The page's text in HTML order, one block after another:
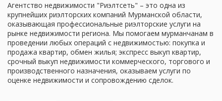
Агентство недвижимости "Риэлтсеть" – это одна из
крупнейших риэлторских компаний Мурманской области,
оказывающая профессиональные риэлторские услуги на
рынке недвижимости региона. Мы помогаем мурманчанам в
проведении любых операций с недвижимостью: покупка и
продажа квартир, обмен жилья; экспресс выкуп квартир,
срочный выкуп недвижимости коммерческого, торгового и
производственного назначения, оказываем услуги по
оценке недвижимости и сопровождению сделок.